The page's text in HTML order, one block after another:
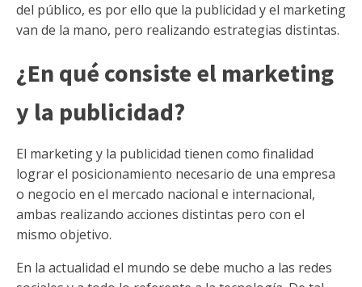
del público, es por ello que la publicidad y el marketing
van de la mano, pero realizando estrategias distintas.
¿En qué consiste el marketing
y la publicidad?
El marketing y la publicidad tienen como finalidad
lograr el posicionamiento necesario de una empresa
o negocio en el mercado nacional e internacional,
ambas realizando acciones distintas pero con el
mismo objetivo.
En la actualidad el mundo se debe mucho a las redes